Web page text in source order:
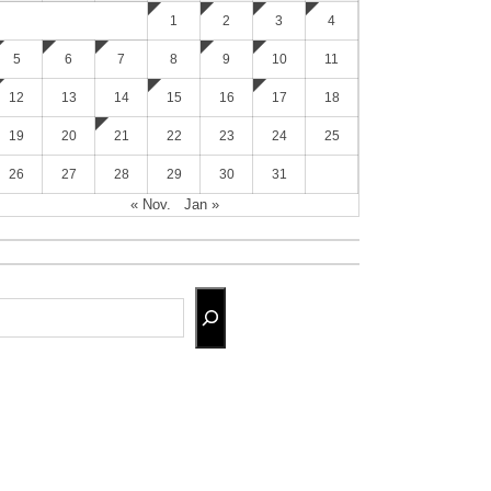
1 2 3 4
5 6 7 8 9 10 11
12 13 14 15 16 17 18
19 20 21 22 23 24 25
26 27 28 29 30 31
« Nov. Jan »